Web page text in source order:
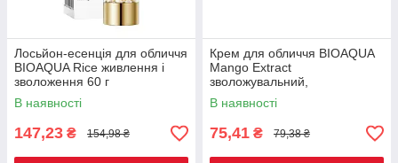
Лосьйон-есенція для обличчя
BIOAQUA Rice живлення і
зволоження 60 г
В наявності
147,23 ₴ 154,98 ₴
Крем для обличчя BIOAQUA
Mango Extract
зволожувальний,
пом'якшувальний 50 г
В наявності
75,41 ₴ 79,38 ₴